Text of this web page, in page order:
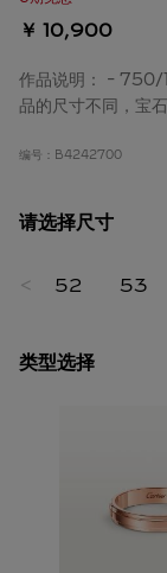
￥ 10,900
作品说明： - 750/
品的尺寸不同，宝
编号： B4242700
请选择尺寸
52 53
<
类型选择